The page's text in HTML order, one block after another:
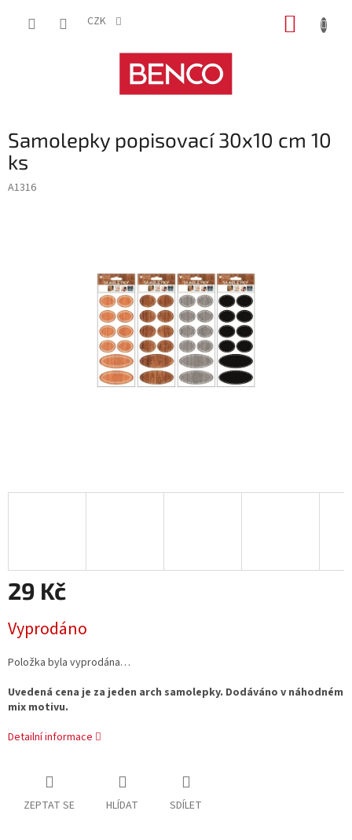
CZK
Samolepky popisovací 30x10 cm 10
ks
A1316
29 Kč
cena:
Vyprodáno
Položka byla vyprodána…
Uvedená cena je za jeden arch samolepky. Dodáváno v náhodném
mix motivu.
Detailní informace
ZEPTAT SE HLÍDAT SDÍLET